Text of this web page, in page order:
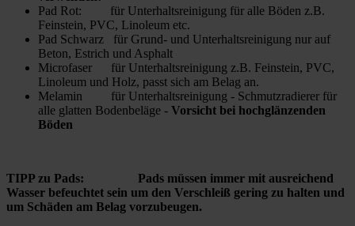
Pad Rot: für Unterhaltsreinigung für alle Böden z.B.
Feinstein, PVC, Linoleum etc.
Pad Schwarz für Grund- und Unterhaltsreinigung nur auf
Beton, Estrich und Asphalt
Microfaser für Unterhaltsreinigung z.B. Feinstein, PVC,
Linoleum und Holz, passt sich am Belag an.
Melamin für Unterhaltsreinigung - Schmutzradierer für
alle glatten Bodenbeläge - Vorsicht bei hochglänzenden
Böden
TIPP zu Pads: Pads müssen immer mit ausreichend
Wasser befeuchtet sein um den Verschleiß gering zu halten und
um Schäden am Belag vorzubeugen.